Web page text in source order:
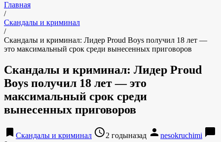
Главная
/
Скандалы и криминал
/
Скандалы и криминал: Лидер Proud Boys получил 18 лет —
это максимальный срок среди вынесенных приговоров
Скандалы и криминал: Лидер Proud
Boys получил 18 лет — это
максимальный срок среди
вынесенных приговоров
bookmark Скандалы и криминал access_time2 годыназад person nesokruchimi chat_bubble